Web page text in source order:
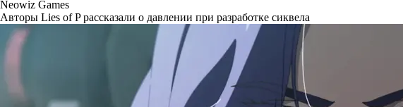
Neowiz Games
Авторы Lies of P рассказали о давлении при разработке сиквела